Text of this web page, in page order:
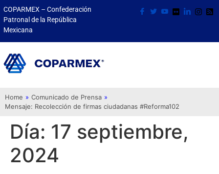
COPARMEX – Confederación
Patronal de la República
Mexicana
Home » Comunicado de Prensa »
Mensaje: Recolección de firmas ciudadanas #Reforma102
Día: 17 septiembre,
2024